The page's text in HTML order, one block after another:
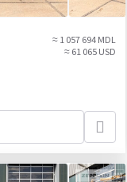
≈ 1 057 694 MDL
≈ 61 065 USD